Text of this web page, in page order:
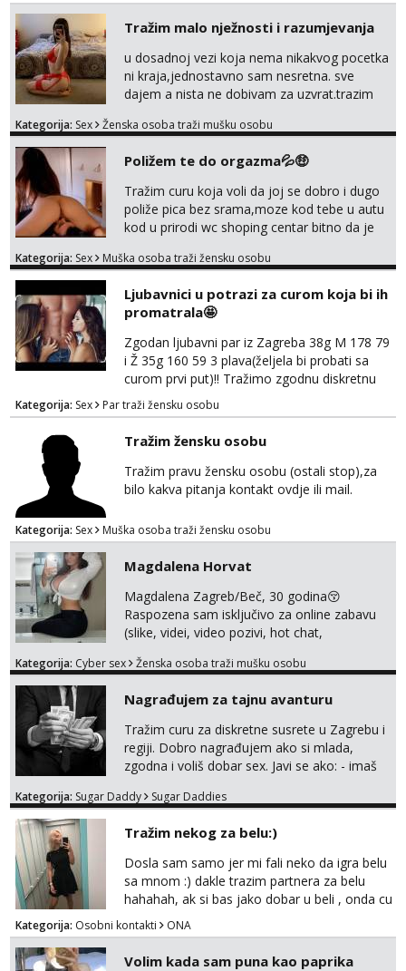
Tražim malo nježnosti i razumjevanja
u dosadnoj vezi koja nema nikakvog pocetka
ni kraja,jednostavno sam nesretna. sve
dajem a nista ne dobivam za uzvrat.trazim
trazim puno samo malo njeznosti i
poljupce po tijelu koji me jako
pale,obozavam kad muskarac preuzme
kontrolu . javi se :) Klikni na link ispod i nadji
me tamo, cekam te!
Kategorija: Sex Ženska osoba traži mušku osobu
Poližem te do orgazma💦🤑
Tražim curu koja voli da joj se dobro i dugo
poliže pica bez srama,moze kod tebe u autu
kod u prirodi wc shoping centar bitno da je
jer nisam solo. Zgodan sam i diskretan,sliku
za brz dogovor Kontakt 0958759047
Kategorija: Sex Muška osoba traži žensku osobu
Ljubavnici u potrazi za curom koja bi ih
promatrala🤩
Zgodan ljubavni par iz Zagreba 38g M 178 79
i Ž 35g 160 59 3 plava(željela bi probati sa
curom prvi put)!! Tražimo zgodnu diskretnu
curu koja bi nas promatrala dok imamo
žestok odnos. Može se pridruziti ali i ne
mora.Bitno da uzivamo diskretno anonimno
bez upoznavanja puno.Sliku mozemo
razmjeniti,ali najbolje uzivo se upoznati. Na
goo smo do 15.8 poslije tog mozemo se
Kategorija: Sex Par traži žensku osobu
Tražim žensku osobu
Tražim pravu žensku osobu (ostali stop),za
bilo kakva pitanja kontakt ovdje ili mail.
Kategorija: Sex Muška osoba traži žensku osobu
Magdalena Horvat
Magdalena Zagreb/Beč, 30 godina😚
Raspozena sam isključivo za online zabavu
(slike, videi, video pozivi, hot chat,
oglasu su MOJE❗ Instagram:
TELEGRAM: @MagdalenaMagy 👈
(ODGOVARAM JAKO BRZO TU I TU PISITE
AKO STE ZA ZABAVU)🔥 Moguće
verifkovanje prije zabave✅ JAVI MI SE I
ISPUNI SVOJE NAJVECE FANTAZIJE😈 CEKA...
Kategorija: Cyber sex Ženska osoba traži mušku osobu
Nagrađujem za tajnu avanturu
Tražim curu za diskretne susrete u Zagrebu i
regiji. Dobro nagrađujem ako si mlada,
zgodna i voliš dobar sex. Javi se ako: - imaš
kosu - se dobro ljubiš - si fleksibilna s
dostupna radnim danom (vikendi i noći su za
obitelj) - vodiš brigu o zdravlju i koristiš
zaštitu Ne javljajte se: - debele - frajeri i
paro...
Kategorija: Sugar Daddy Sugar Daddies
Tražim nekog za belu:)
Dosla sam samo jer mi fali neko da igra belu
sa mnom :) dakle trazim partnera za belu
hahahah, ak si bas jako dobar u beli , onda cu
razmislit za dalje Klikni na link ispod i nadji me
tamo, cekam te!
Kategorija: Osobni kontakti ONA
Volim kada sam puna kao paprika